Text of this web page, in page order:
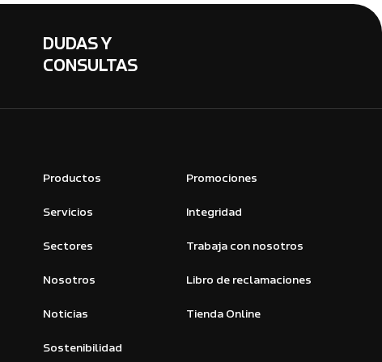
DUDAS Y
CONSULTAS
Productos
Servicios
Sectores
Nosotros
Noticias
Sostenibilidad
Promociones
Integridad
Trabaja con nosotros
Libro de reclamaciones
Tienda Online